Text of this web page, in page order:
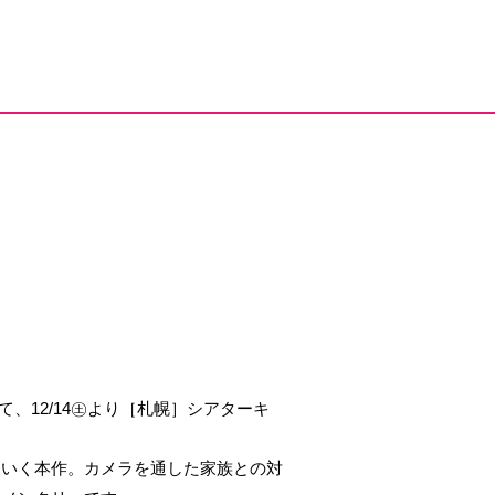
、12/14㊏より［札幌］シアターキ
く本作。カメラを通した家族との対